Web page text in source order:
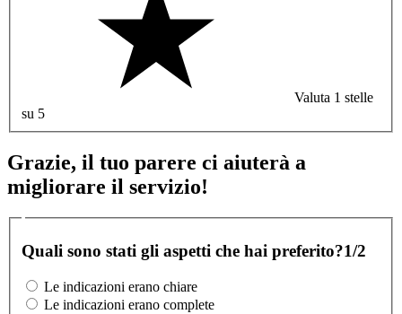
Valuta 1 stelle
su 5
Grazie, il tuo parere ci aiuterà a
migliorare il servizio!
Quali sono stati gli aspetti che hai preferito?1/2
Le indicazioni erano chiare
Le indicazioni erano complete